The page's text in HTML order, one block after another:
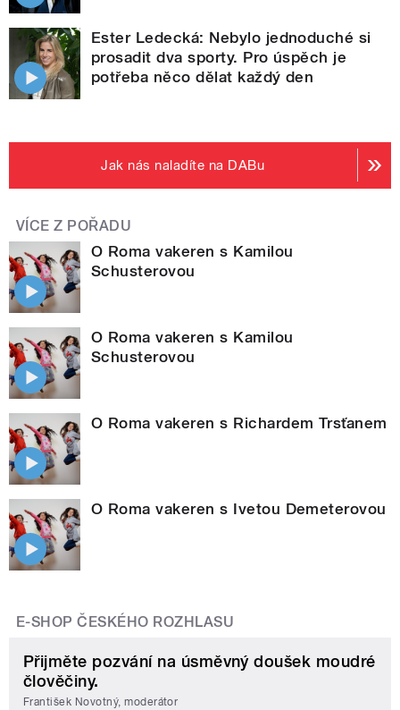
Ester Ledecká: Nebylo jednoduché si
prosadit dva sporty. Pro úspěch je
potřeba něco dělat každý den
Jak nás naladíte na DABu
VÍCE Z POŘADU
O Roma vakeren s Kamilou
Schusterovou
O Roma vakeren s Kamilou
Schusterovou
O Roma vakeren s Richardem Trsťanem
O Roma vakeren s Ivetou Demeterovou
E-SHOP ČESKÉHO ROZHLASU
Přijměte pozvání na úsměvný doušek moudré
člověčiny.
František Novotný, moderátor